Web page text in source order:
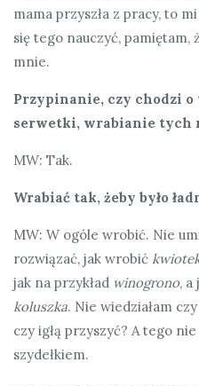
mama przyszła z pracy, to
się tego nauczyć, pamiętam,
mnie.
Przypinanie, czy chodzi o
serwetki, wrabianie tych
MW: Tak.
Wrabiać tak, żeby było
MW: W ogóle wrobić. Nie
rozwiązać, jak wrobić
jak na przykład winogrono, a
koluszka. Nie wiedziałam
czy igłą przyszyć? A tego
szydełkiem.